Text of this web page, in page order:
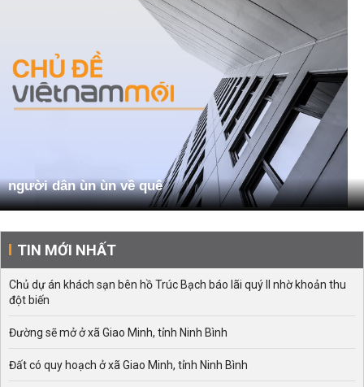
người dân ùn ùn về quê
TIN MỚI NHẤT
Chủ dự án khách sạn bên hồ Trúc Bạch báo lãi quý II nhờ khoản thu
đột biến
Đường sẽ mở ở xã Giao Minh, tỉnh Ninh Bình
Đất có quy hoạch ở xã Giao Minh, tỉnh Ninh Bình